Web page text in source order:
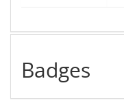
Badges